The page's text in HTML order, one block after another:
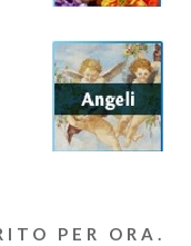
PER ORA.